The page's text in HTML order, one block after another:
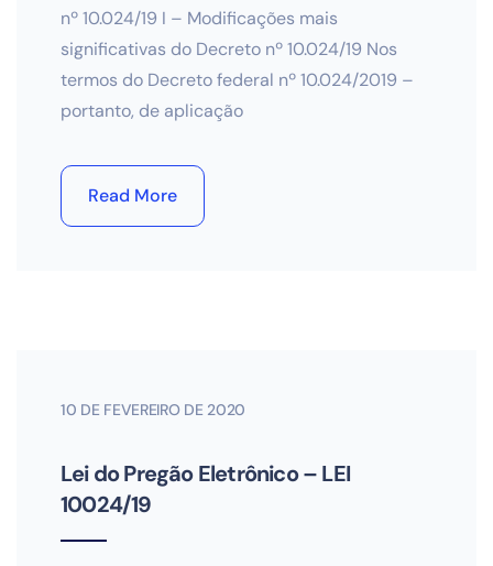
nº 10.024/19 I – Modificações mais
significativas do Decreto nº 10.024/19 Nos
termos do Decreto federal nº 10.024/2019 –
portanto, de aplicação
Read More
10 DE FEVEREIRO DE 2020
Lei do Pregão Eletrônico – LEI
10024/19